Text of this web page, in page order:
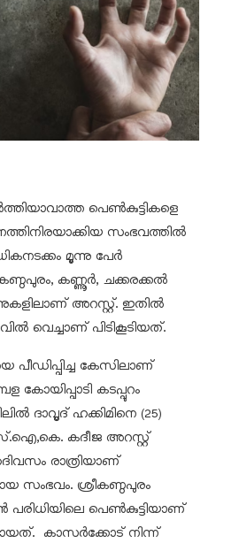
പെൺകുട്ടികളെ
സംഭവത്തിൽ
മൂന്നു പേർ
കണ്ണൂർ, ചക്കരക്കൽ
അറസ്റ്റ്. ഇതിൽ
വെച്ചാണ് പിടികൂടിയത്.
പീഡിപ്പിച്ച കേസിലാണ്
കോയിപ്പാടി കടപ്പുറം
ദാവൂദ് ഹക്കിമിനെ (25)
കദീജ അറസ്റ്റ്
രാത്രിയാണ്
സംഭവം. ശ്രീകണ്ഠപുരം
പരിധിയിലെ പെൺകുട്ടിയാണ്
കാസർക്കോട് നിന്ന്